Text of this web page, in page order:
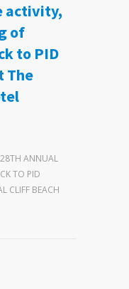
activity,
of
to PID
The
28TH ANNUAL
TO PID
CLIFF BEACH